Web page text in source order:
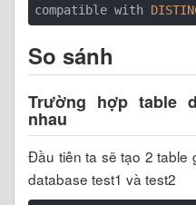
compatible with
So sánh
Trường hợp table
nhau
Đầu tiên ta sẽ tạo 2 table
database test1 và test2